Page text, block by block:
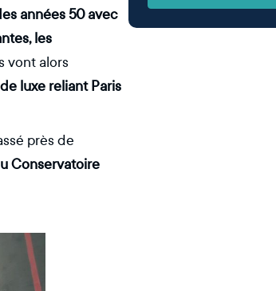
années 50 avec
les
vont alors
luxe reliant Paris
près de
Conservatoire